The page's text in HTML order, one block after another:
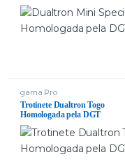
gama Pro
Trotinete Dualtron Togo
Homologada pela DGT